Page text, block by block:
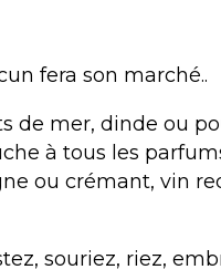
fera son marché..
de mer, dinde ou
à tous les
ou crémant, vin
souriez, riez,